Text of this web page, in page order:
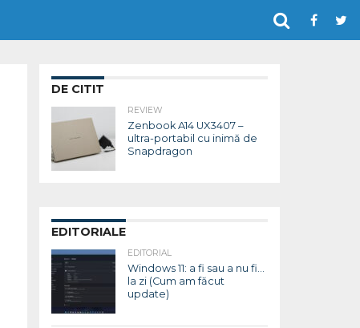
DE CITIT
REVIEW
Zenbook A14 UX3407 –
ultra-portabil cu inimă de
Snapdragon
EDITORIALE
EDITORIAL
Windows 11: a fi sau a nu fi…
la zi (Cum am făcut
update)